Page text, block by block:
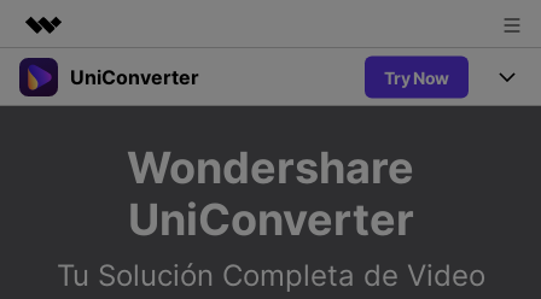
Productos destacados
UniConverter Try Now
UniConverter-Convertidor de Video
Características
Convertir de Voz a Texto
Convertir con precisión de voz a
Nuevo
Soluciones
Wondershare
UniConverter
Tu Solución Completa de Video